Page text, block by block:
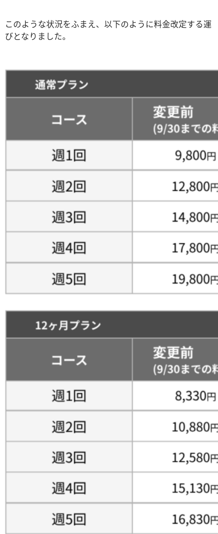
このような状況をふまえ、以下のように料金改定する運
びとなりました。